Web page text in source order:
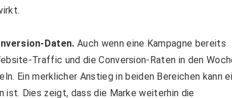
Daten. Auch wenn eine Kampagne bereits
Traffic und die Conversion-Raten in den
Ein merklicher Anstieg in beiden Bereichen kann
Dies zeigt, dass die Marke weiterhin die